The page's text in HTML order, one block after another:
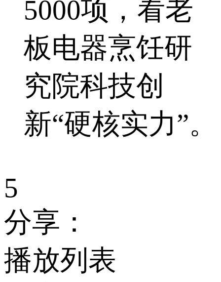
5000项，看老
板电器烹饪研
究院科技创
新“硬核实力”。
5
分享：
播放列表